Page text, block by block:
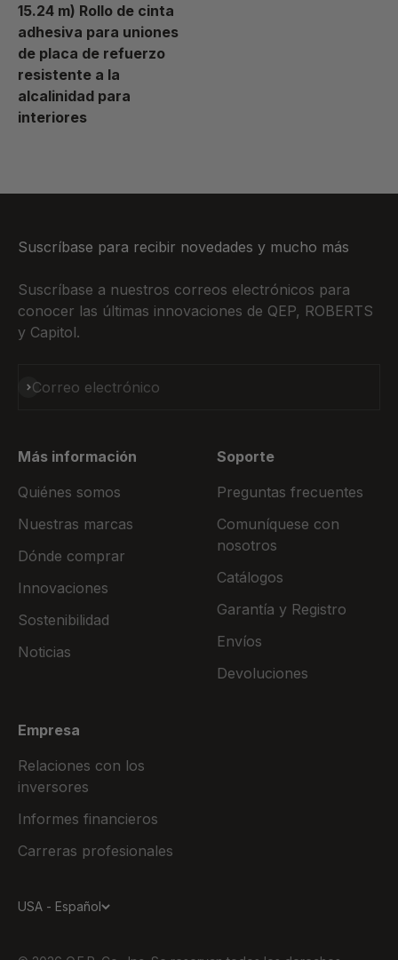
15.24 m) Rollo de cinta
adhesiva para uniones
de placa de refuerzo
resistente a la
alcalinidad para
interiores
Suscríbase para recibir novedades y mucho más
Suscríbase a nuestros correos electrónicos para
conocer las últimas innovaciones de QEP, ROBERTS
y Capitol.
Correo electrónico
Suscribirse
Más información
Quiénes somos
Nuestras marcas
Dónde comprar
Innovaciones
Sostenibilidad
Noticias
Soporte
Preguntas frecuentes
Comuníquese con
nosotros
Catálogos
Garantía y Registro
Envíos
Devoluciones
Empresa
Relaciones con los
inversores
Informes financieros
Carreras profesionales
USA - Español